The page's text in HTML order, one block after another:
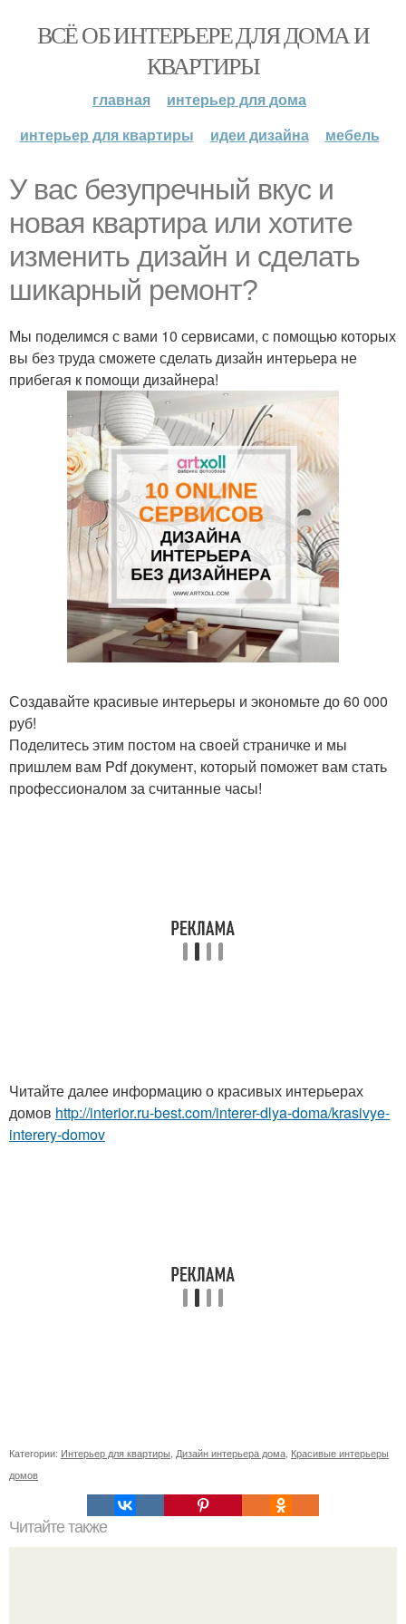
ВСЁ ОБ ИНТЕРЬЕРЕ ДЛЯ ДОМА И
КВАРТИРЫ
главная
интерьер для дома
интерьер для квартиры
идеи дизайна мебель
У вас безупречный вкус и
новая квартира или хотите
изменить дизайн и сделать
шикарный ремонт?
Мы поделимся с вами 10 сервисами, с помощью которых
вы без труда сможете сделать дизайн интерьера не
прибегая к помощи дизайнера!
Создавайте красивые интерьеры и экономьте до 60 000
руб!
Поделитесь этим постом на своей страничке и мы
пришлем вам Pdf документ, который поможет вам стать
профессионалом за считанные часы!
Читайте далее информацию о красивых интерьерах
домов http://interior.ru-best.com/interer-dlya-doma/krasivye-
interery-domov
Категории: Интерьер для квартиры Дизайн интерьера дома Красивые интерьеры
домов
Читайте также